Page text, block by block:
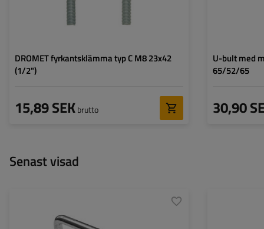
DROMET fyrkantsklämma typ C M8 23x42
(1/2")
15,89 SEKbrutto
U-bult med
65/52/65
30,90
Senast visad